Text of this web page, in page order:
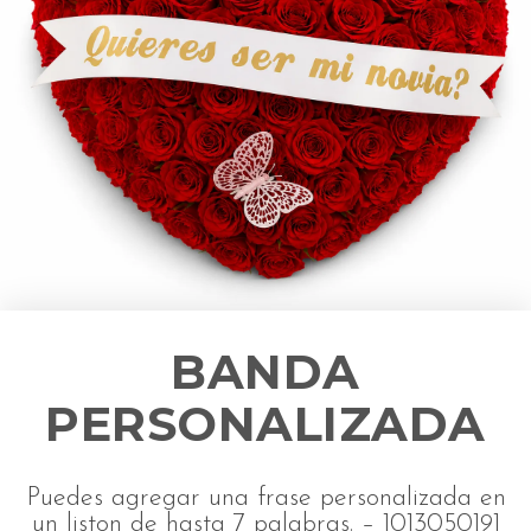
BANDA
PERSONALIZADA
Puedes agregar una frase personalizada en
un liston de hasta 7 palabras. – 1013050191